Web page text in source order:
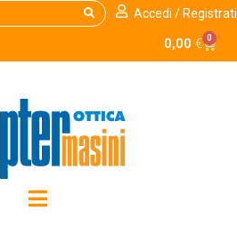
Accedi / Registrati
0,00 € 0